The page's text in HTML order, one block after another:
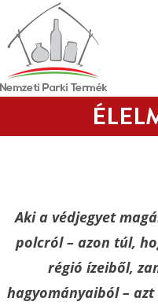
Aki a védjegyet
polcról – azon túl,
régió ízeiből,
hagyományaiból –